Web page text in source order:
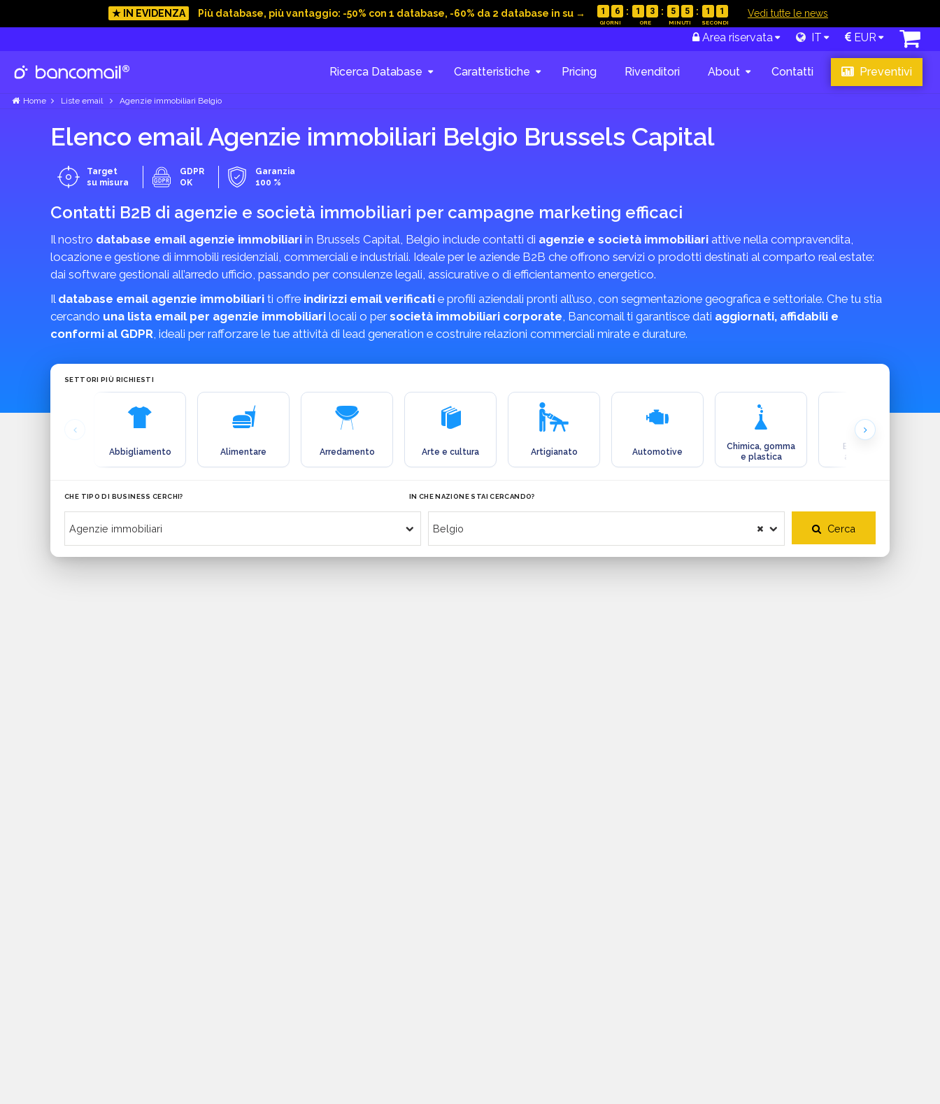
★ IN EVIDENZA Più database, più vantaggio: -50% con 1 database, -60% da 2 database in su → 1 6 1 3 5 5 1 0 Vedi tutte le news
Area riservata IT EUR
Ricerca Database Caratteristiche Pricing Rivenditori About Contatti Preventivi
Home Liste email Agenzie immobiliari Belgio
Elenco email Agenzie immobiliari Belgio Brussels Capital
Target
su misura
GDPR
OK
Garanzia
100 %
Contatti B2B di agenzie e società immobiliari per campagne marketing efficaci
Il nostro database email agenzie immobiliari in Brussels Capital, Belgio include contatti di agenzie e società immobiliari attive nella compravendita,
locazione e gestione di immobili residenziali, commerciali e industriali. Ideale per le aziende B2B che offrono servizi o prodotti destinati al comparto real estate:
dai software gestionali all’arredo ufficio, passando per consulenze legali, assicurative o di efficientamento energetico.
Il database email agenzie immobiliari ti offre indirizzi email verificati e profili aziendali pronti all’uso, con segmentazione geografica e settoriale. Che tu stia
cercando una lista email per agenzie immobiliari locali o persocietà immobiliari corporate, Bancomail ti garantisce dati aggiornati, affidabili e
conformi al GDPR, ideali per rafforzare le tue attività di lead generation e costruire relazioni commerciali mirate e durature.
SETTORI PIÙ RICHIESTI
Abbigliamento Alimentare Arredamento Arte e cultura Artigianato Automotive
Chimica, gomma
e plastica
Ecologia e
ambiente
CHE TIPO DI BUSINESS CERCHI? IN CHE NAZIONE STAI CERCANDO?
Cerca